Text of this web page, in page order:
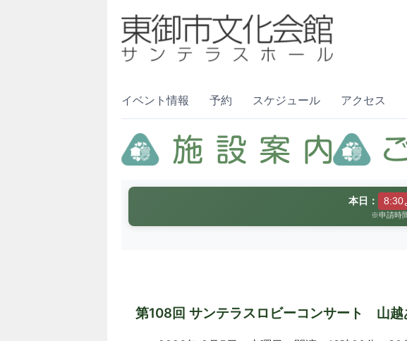
イベント情報 予約 スケジュール アクセス